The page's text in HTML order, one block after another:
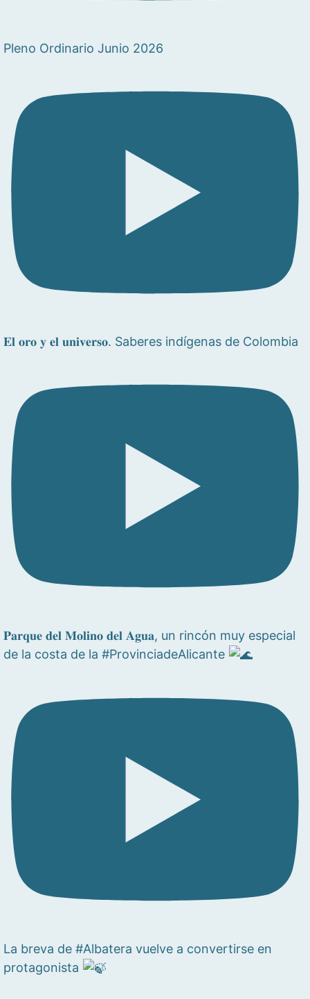
Pleno Ordinario Junio 2026
𝐄𝐥 𝐨𝐫𝐨 𝐲 𝐞𝐥 𝐮𝐧𝐢𝐯𝐞𝐫𝐬𝐨. Saberes indígenas de Colombia
𝐏𝐚𝐫𝐪𝐮𝐞 𝐝𝐞𝐥 𝐌𝐨𝐥𝐢𝐧𝐨 𝐝𝐞𝐥 𝐀𝐠𝐮𝐚, un rincón muy especial
de la costa de la #ProvinciadeAlicante
La breva de #Albatera vuelve a convertirse en
protagonista